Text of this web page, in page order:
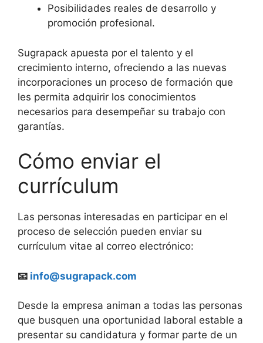
Posibilidades reales de desarrollo y
promoción profesional.
Sugrapack apuesta por el talento y el
crecimiento interno, ofreciendo a las nuevas
incorporaciones un proceso de formación que
les permita adquirir los conocimientos
necesarios para desempeñar su trabajo con
garantías.
Cómo enviar el
currículum
Las personas interesadas en participar en el
proceso de selección pueden enviar su
currículum vitae al correo electrónico:
📧 info@sugrapack.com
Desde la empresa animan a todas las personas
que busquen una oportunidad laboral estable a
presentar su candidatura y formar parte de un